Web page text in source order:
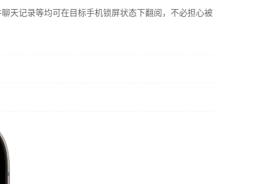
天记录等均可在目标手机锁屏状态下翻阅，不必担心被